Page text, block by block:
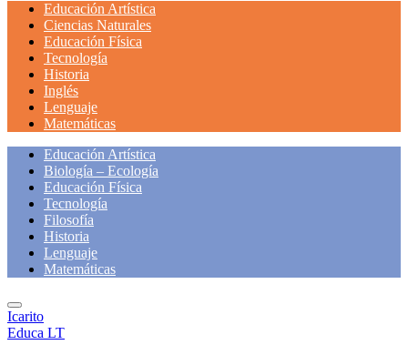
Educación Artística
Ciencias Naturales
Educación Física
Tecnología
Historia
Inglés
Lenguaje
Matemáticas
Educación Artística
Biología – Ecología
Educación Física
Tecnología
Filosofía
Historia
Lenguaje
Matemáticas
Icarito
Educa LT